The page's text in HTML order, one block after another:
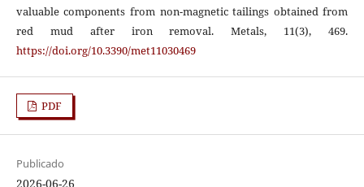
valuable components from non-magnetic tailings obtained from
red mud after iron removal. Metals, 11(3), 469.
https://doi.org/10.3390/met11030469
PDF
Publicado
2026-06-26